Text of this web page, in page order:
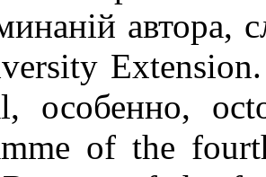
автора,
особенно,
of the